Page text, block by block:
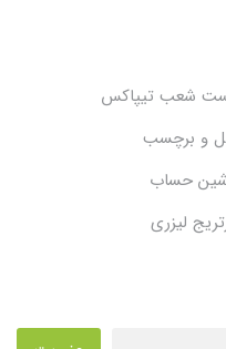
شعب تیپاکس
و برچسب
حساب
لیزری